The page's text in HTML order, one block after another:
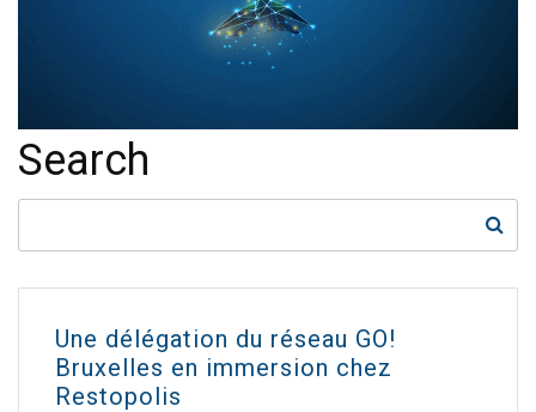
Search
Une délégation du réseau GO!
Bruxelles en immersion chez
Restopolis